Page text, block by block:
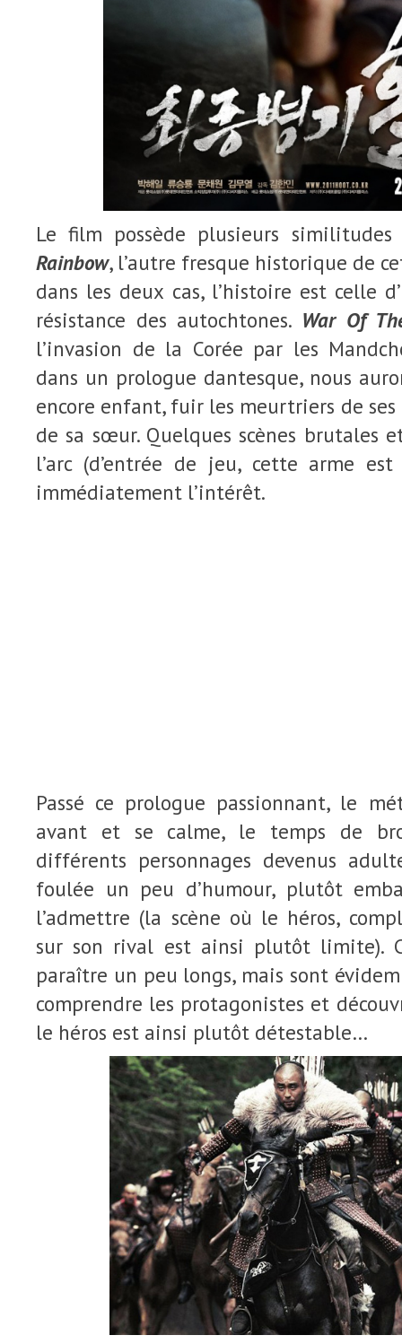
Le film possède plusieurs
Rainbow, l’autre fresque historique de
dans les deux cas, l’histoire est celle
résistance des autochtones. War Of
l’invasion de la Corée par les
dans un prologue dantesque, nous
encore enfant, fuir les meurtriers de
de sa sœur. Quelques scènes brutales
l’arc (d’entrée de jeu, cette arme
immédiatement l’intérêt.
Passé ce prologue passionnant, le
avant et se calme, le temps de
différents personnages devenus
foulée un peu d’humour, plutôt
l’admettre (la scène où le héros,
sur son rival est ainsi plutôt limite).
paraître un peu longs, mais sont
comprendre les protagonistes et
le héros est ainsi plutôt détestable…